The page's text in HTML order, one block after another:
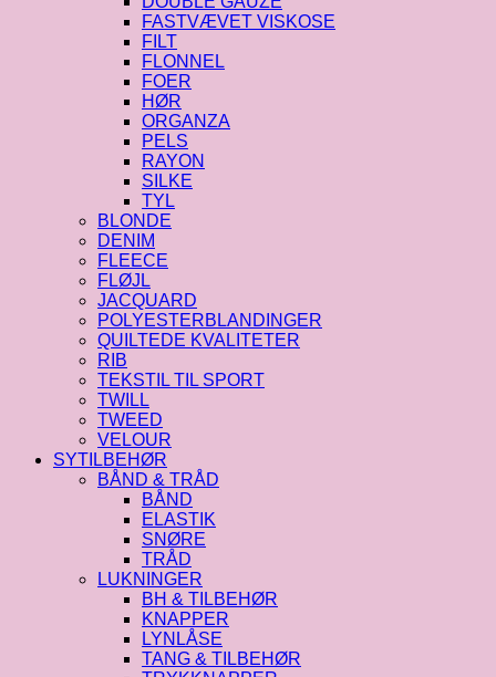
FASTVÆVET VISKOSE
FILT
FLONNEL
FOER
HØR
ORGANZA
PELS
RAYON
SILKE
TYL
BLONDE
DENIM
FLEECE
FLØJL
JACQUARD
POLYESTERBLANDINGER
QUILTEDE KVALITETER
RIB
TEKSTIL TIL SPORT
TWILL
TWEED
VELOUR
SYTILBEHØR
BÅND & TRÅD
BÅND
ELASTIK
SNØRE
TRÅD
LUKNINGER
BH & TILBEHØR
KNAPPER
LYNLÅSE
TANG & TILBEHØR